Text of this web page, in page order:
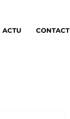
ACTU CONTACT